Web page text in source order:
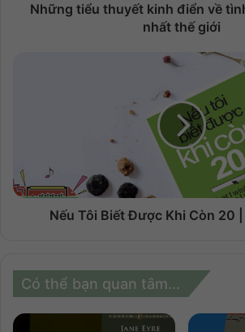
Những tiểu thuyết kinh điển về
nhất thế giới
Nếu Tôi Biết Được Khi Còn 20 |
Có thể bạn quan tâm...